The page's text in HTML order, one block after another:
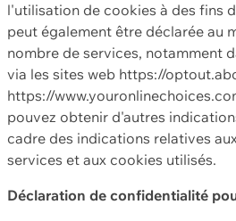
l'utilisation de cookies à des fins
peut également être déclarée au
nombre de services, notamment
via les sites web https://
https://
pouvez obtenir d'autres
cadre des indications relatives
services et aux cookies utilisés.
Déclaration de confidentialité